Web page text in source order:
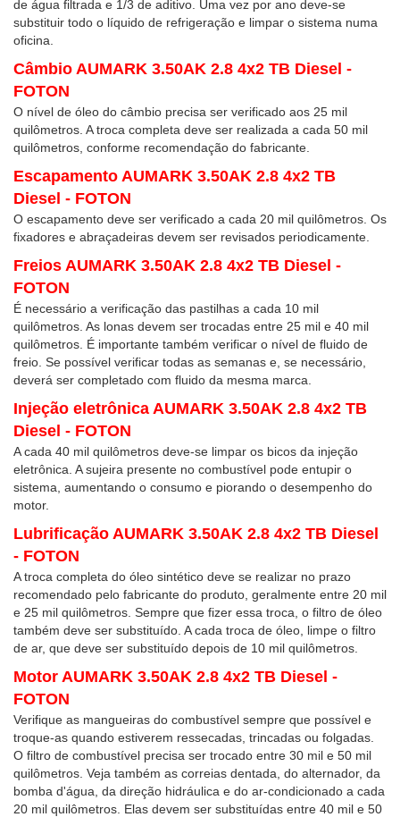
de água filtrada e 1/3 de aditivo. Uma vez por ano deve-se
substituir todo o líquido de refrigeração e limpar o sistema numa
oficina.
Câmbio AUMARK 3.50AK 2.8 4x2 TB Diesel -
FOTON
O nível de óleo do câmbio precisa ser verificado aos 25 mil
quilômetros. A troca completa deve ser realizada a cada 50 mil
quilômetros, conforme recomendação do fabricante.
Escapamento AUMARK 3.50AK 2.8 4x2 TB
Diesel - FOTON
O escapamento deve ser verificado a cada 20 mil quilômetros. Os
fixadores e abraçadeiras devem ser revisados periodicamente.
Freios AUMARK 3.50AK 2.8 4x2 TB Diesel -
FOTON
É necessário a verificação das pastilhas a cada 10 mil
quilômetros. As lonas devem ser trocadas entre 25 mil e 40 mil
quilômetros. É importante também verificar o nível de fluido de
freio. Se possível verificar todas as semanas e, se necessário,
deverá ser completado com fluido da mesma marca.
Injeção eletrônica AUMARK 3.50AK 2.8 4x2 TB
Diesel - FOTON
A cada 40 mil quilômetros deve-se limpar os bicos da injeção
eletrônica. A sujeira presente no combustível pode entupir o
sistema, aumentando o consumo e piorando o desempenho do
motor.
Lubrificação AUMARK 3.50AK 2.8 4x2 TB Diesel
- FOTON
A troca completa do óleo sintético deve se realizar no prazo
recomendado pelo fabricante do produto, geralmente entre 20 mil
e 25 mil quilômetros. Sempre que fizer essa troca, o filtro de óleo
também deve ser substituído. A cada troca de óleo, limpe o filtro
de ar, que deve ser substituído depois de 10 mil quilômetros.
Motor AUMARK 3.50AK 2.8 4x2 TB Diesel -
FOTON
Verifique as mangueiras do combustível sempre que possível e
troque-as quando estiverem ressecadas, trincadas ou folgadas.
O filtro de combustível precisa ser trocado entre 30 mil e 50 mil
quilômetros. Veja também as correias dentada, do alternador, da
bomba d'água, da direção hidráulica e do ar-condicionado a cada
20 mil quilômetros. Elas devem ser substituídas entre 40 mil e 50